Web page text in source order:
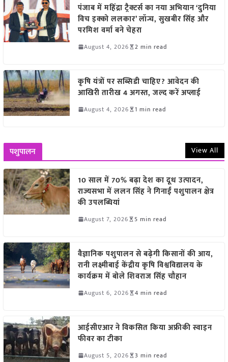
पंजाब में महिंद्रा ट्रैक्टर्स का नया अभियान ‘दुनिया
विच इक्को ललकार’ लॉन्च, सुखबीर सिंह और
परमिश वर्मा बने चेहरा
August 4, 2026 2 min read
कृषि यंत्रों पर सब्सिडी चाहिए? आवेदन की
आखिरी तारीख 4 अगस्त, जल्द करें अप्लाई
August 4, 2026 1 min read
पशुपालन View All
10 साल में 70% बढ़ा देश का दूध उत्पादन,
राज्यसभा में ललन सिंह ने गिनाईं पशुपालन क्षेत्र
की उपलब्धियां
August 7, 2026 5 min read
वैज्ञानिक पशुपालन से बढ़ेगी किसानों की आय,
रानी लक्ष्मीबाई केंद्रीय कृषि विश्वविद्यालय के
कार्यक्रम में बोले शिवराज सिंह चौहान
August 6, 2026 4 min read
आईसीएआर ने विकसित किया अफ्रीकी स्वाइन
फीवर का टीका
August 5, 2026 3 min read